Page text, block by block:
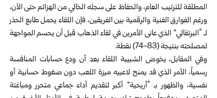
المطلقة للترتيب العام، والحفاظ على سجله الخالي من الهزائم حتى الآن،
ورغم الفوارق الفنية والرقمية بين الفريقين، فإن اللقاء يحمل طابع الحذر
لـ “البرتقالي” الذي عانى الأمرين في لقاء الذهاب قبل أن يحسم المواجهة
لمصلحته بنتيجة (83-74) نقطة.
وفي المقابل، يخوض الشبيبة اللقاء بعد أن ودع حسابات المنافسة
رسمياً، الأمر الذي قد يمنح لاعبيه ميزة اللعب دون ضغوط حسابية أو
نفسية، والظهور بـ “أريحية” أكبر لتقديم أداء جماعي متحرر ومباغتة